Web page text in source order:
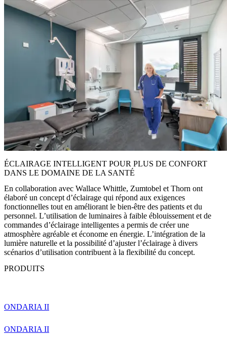
ÉCLAIRAGE INTELLIGENT POUR PLUS DE CONFORT
DANS LE DOMAINE DE LA SANTÉ
En collaboration avec Wallace Whittle, Zumtobel et Thorn ont
élaboré un concept d’éclairage qui répond aux exigences
fonctionnelles tout en améliorant le bien-être des patients et du
personnel. L’utilisation de luminaires à faible éblouissement et de
commandes d’éclairage intelligentes a permis de créer une
atmosphère agréable et économe en énergie. L’intégration de la
lumière naturelle et la possibilité d’ajuster l’éclairage à divers
scénarios d’utilisation contribuent à la flexibilité du concept.​
PRODUITS
ONDARIA II
ONDARIA II